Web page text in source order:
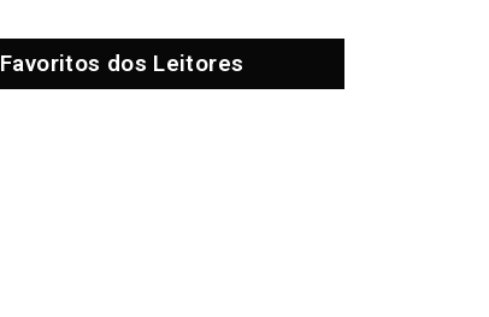
Favoritos dos Leitores